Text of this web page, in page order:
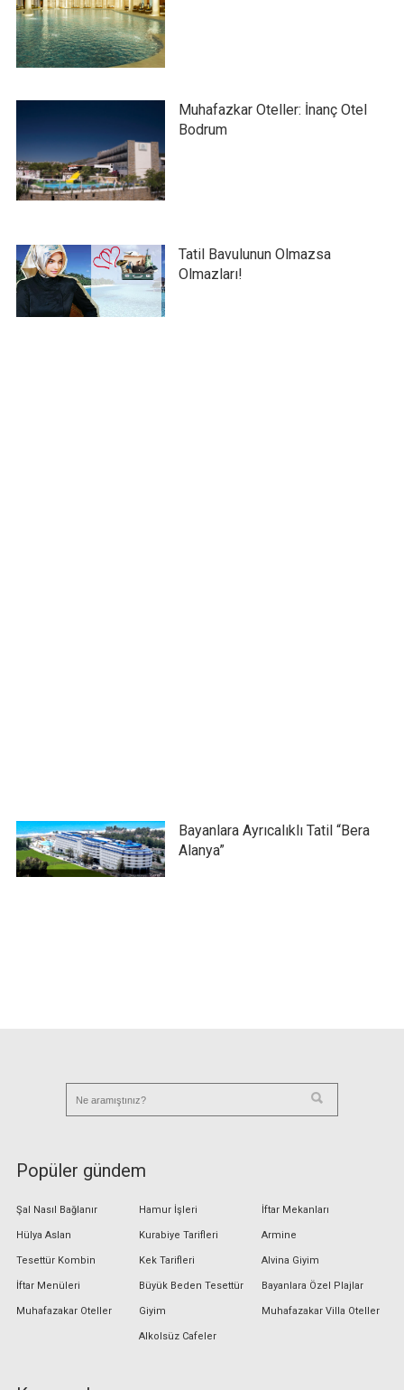
Muhafazkar Oteller: İnanç Otel
Bodrum
Tatil Bavulunun Olmazsa
Olmazları!
Bayanlara Ayrıcalıklı Tatil “Bera
Alanya”
Popüler gündem
Şal Nasıl Bağlanır
Hülya Aslan
Tesettür Kombin
İftar Menüleri
Muhafazakar Oteller
Hamur İşleri
Kurabiye Tarifleri
Kek Tarifleri
Büyük Beden Tesettür
Giyim
Alkolsüz Cafeler
İftar Mekanları
Armine
Alvina Giyim
Bayanlara Özel Plajlar
Muhafazakar Villa Oteller